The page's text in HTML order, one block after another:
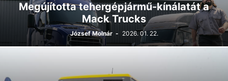
Megújította tehergépjármű-kínálatát a
Mack Trucks
József Molnár - 2026. 01. 22.